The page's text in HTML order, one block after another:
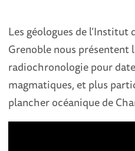
Les géologues de l’Institut
Grenoble nous présentent
radiochronologie pour
magmatiques, et plus
plancher océanique de